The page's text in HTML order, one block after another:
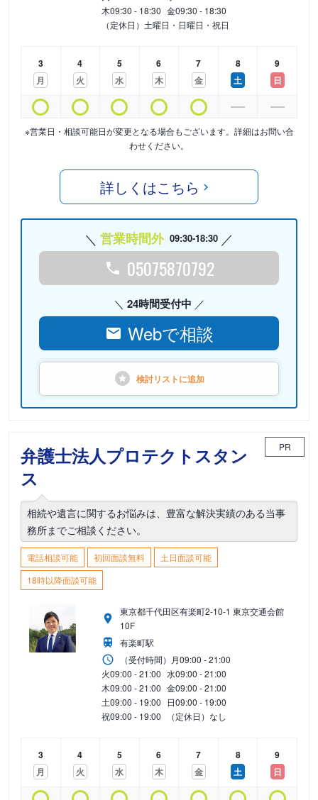
木09:30 - 18:30 金09:30 - 18:30
（定休日）土曜日・日曜日・祝日
3
月
4
火
5
水
6
木
7
金
8
土
9
日
※営業日・相談可能日が変更となる場合もございます。詳細はお問い合
わせください。
詳しくはこちら
営業時間外 09:30-18:30
05075870792
24時間受付中
Webで相談
検討リストに追加
弁護士法人プロテクトスタン
ス
PR
相続や遺言に関するお悩みは、豊富な解決実績のある当事
務所までご相談ください。
電話相談可能 初回面談無料
土日面談可能
18時以降面談可能
東京都千代田区有楽町2-10-1 東京交通会館
10F
有楽町駅
（受付時間） 月09:00 - 21:00
火09:00 - 21:00 水09:00 - 21:00
木09:00 - 21:00 金09:00 - 21:00
土09:00 - 19:00 日09:00 - 19:00
祝09:00 - 19:00 （定休日）なし
3
月
4
火
5
水
6
木
7
金
8
土
9
日